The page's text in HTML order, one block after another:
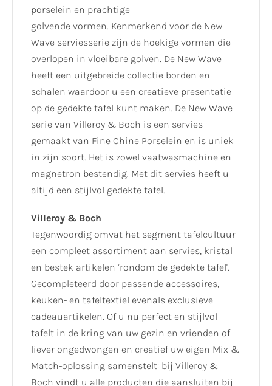
porselein en prachtige
golvende vormen. Kenmerkend voor de New
Wave serviesserie zijn de hoekige vormen die
overlopen in vloeibare golven. De New Wave
heeft een uitgebreide collectie borden en
schalen waardoor u een creatieve presentatie
op de gedekte tafel kunt maken. De New Wave
serie van Villeroy & Boch is een servies
gemaakt van Fine Chine Porselein en is uniek
in zijn soort. Het is zowel vaatwasmachine en
magnetron bestendig. Met dit servies heeft u
altijd een stijlvol gedekte tafel.
Villeroy & Boch
Tegenwoordig omvat het segment tafelcultuur
een compleet assortiment aan servies, kristal
en bestek artikelen ‘rondom de gedekte tafel'.
Gecompleteerd door passende accessoires,
keuken- en tafeltextiel evenals exclusieve
cadeauartikelen. Of u nu perfect en stijlvol
tafelt in de kring van uw gezin en vrienden of
liever ongedwongen en creatief uw eigen Mix &
Match-oplossing samenstelt: bij Villeroy &
Boch vindt u alle producten die aansluiten bij